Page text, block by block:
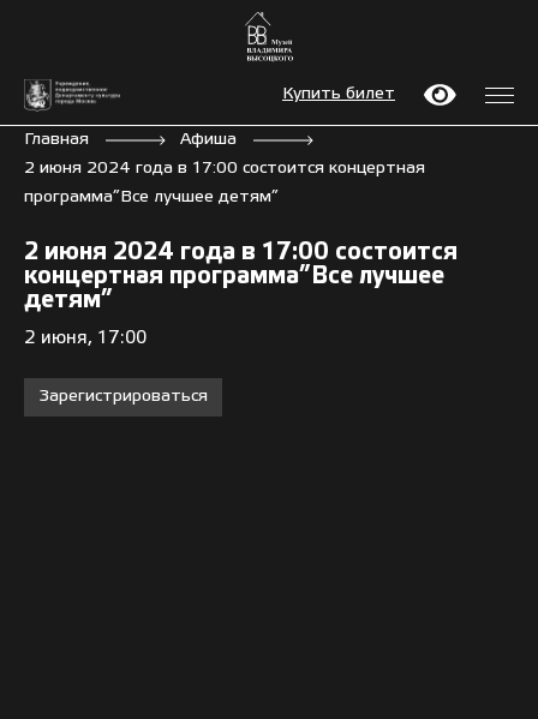
Купить билет
Главная
Афиша
2 июня 2024 года в 17:00 состоится концертная
программа”Все лучшее детям”
2 июня 2024 года в 17:00 состоится
концертная программа”Все лучшее
детям”
2 июня, 17:00
Зарегистрироваться